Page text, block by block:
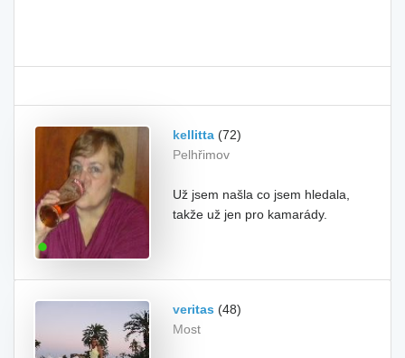
kellitta (72)
Pelhřimov
Už jsem našla co jsem hledala,
takže už jen pro kamarády.
veritas (48)
Most